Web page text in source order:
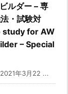
ルダー – 専
・試験対
study for AW
– Special
年3月22 ...